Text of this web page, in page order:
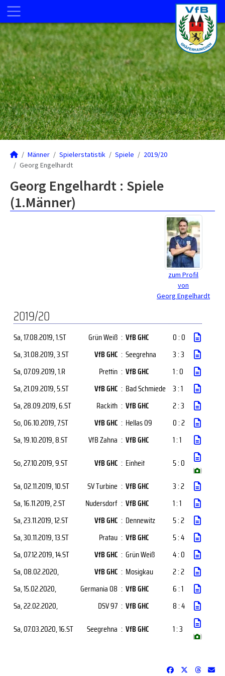
Männer Spielerstatistik Spiele
2019/20
Georg Engelhardt
Georg Engelhardt : Spiele
(1.Männer)
zum Profil
von
Georg Engelhardt
2019/20
Sa, 17.08.2019, 1.ST Grün Weiß : VfB GHC
0 : 0
Sa, 31.08.2019, 3.ST VfB GHC : Seegrehna
3 : 3
Sa, 07.09.2019, 1.R Prettin : VfB GHC
1 : 0
Sa, 21.09.2019, 5.ST VfB GHC : Bad Schmiede 3 : 1
Sa, 28.09.2019, 6.ST Rackith : VfB GHC
2 : 3
So, 06.10.2019, 7.ST VfB GHC : Hellas 09
0 : 2
Sa, 19.10.2019, 8.ST VfB Zahna : VfB GHC
1 : 1
So, 27.10.2019, 9.ST VfB GHC : Einheit 5 : 0
( )
Sa, 02.11.2019, 10.ST SV Turbine : VfB GHC
3 : 2
Sa, 16.11.2019, 2.ST Nudersdorf : VfB GHC
1 : 1
Sa, 23.11.2019, 12.ST VfB GHC : Dennewitz
5 : 2
Sa, 30.11.2019, 13.ST Pratau : VfB GHC
5 : 4
Sa, 07.12.2019, 14.ST VfB GHC : Grün Weiß
4 : 0
Sa, 08.02.2020, VfB GHC : Mosigkau
2 : 2
Sa, 15.02.2020, Germania 08 : VfB GHC
6 : 1
Sa, 22.02.2020, DSV 97 : VfB GHC
8 : 4
Sa, 07.03.2020, 16.ST Seegrehna : VfB GHC 1 : 3
( )